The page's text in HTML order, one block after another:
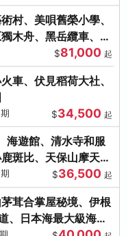
村、美唄舊榮小學、
木舟、黑岳纜車、流
$81,000 起
車、伏見稻荷大社、
$34,500 起
海遊館、清水寺和服
斑比、天保山摩天
$36,500 起
茸合掌屋秘境、伊根
、日本海最大級海鮮